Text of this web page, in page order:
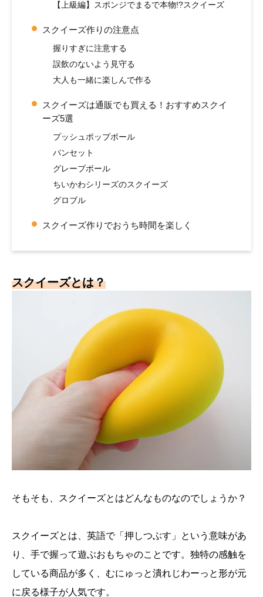
【上級編】スポンジでまるで本物!?スクイーズ
スクイーズ作りの注意点
握りすぎに注意する
誤飲のないよう見守る
大人も一緒に楽しんで作る
スクイーズは通販でも買える！おすすめスクイ
ーズ5選
プッシュポップボール
パンセット
グレープボール
ちいかわシリーズのスクイーズ
グロブル
スクイーズ作りでおうち時間を楽しく
スクイーズとは？
そもそも、スクイーズとはどんなものなのでしょうか？
スクイーズとは、英語で「押しつぶす」という意味があ
り、手で握って遊ぶおもちゃのことです。独特の感触を
している商品が多く、むにゅっと潰れじわーっと形が元
に戻る様子が人気です。